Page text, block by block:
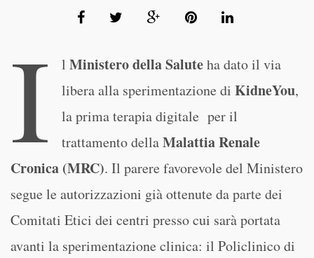
I l Ministero della Saluteha dato il via
libera alla sperimentazione di KidneYou,
la prima terapia digitale per il
trattamento dellaMalattia Renale
Cronica (MRC). Il parere favorevole del Ministero
segue le autorizzazioni già ottenute da parte dei
Comitati Etici dei centri presso cui sarà portata
avanti la sperimentazione clinica: il Policlinico di